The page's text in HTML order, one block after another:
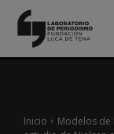
Inicio Modelos de